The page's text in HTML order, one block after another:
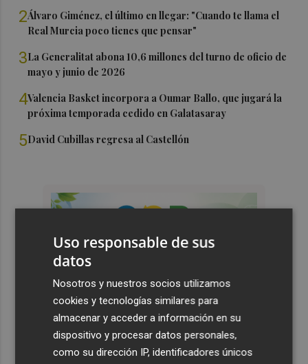
2Álvaro Giménez, el último en llegar: "Cuando te llama el
Real Murcia poco tienes que pensar"
3La Generalitat abona 10,6 millones del turno de oficio de
mayo y junio de 2026
4Valencia Basket incorpora a Oumar Ballo, que jugará la
próxima temporada cedido en Galatasaray
5David Cubillas regresa al Castellón
Uso responsable de sus
datos
Nosotros y nuestros socios utilizamos
cookies y tecnologías similares para
almacenar y acceder a información en su
dispositivo y procesar datos personales,
como su dirección IP, identificadores únicos